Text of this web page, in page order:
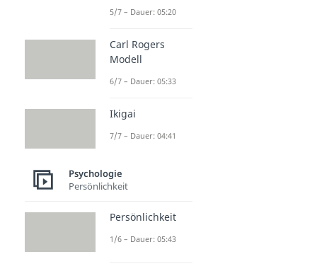
5/7 – Dauer: 05:20
Carl Rogers
Modell
6/7 – Dauer: 05:33
Ikigai
7/7 – Dauer: 04:41
Psychologie
Persönlichkeit
Persönlichkeit
1/6 – Dauer: 05:43